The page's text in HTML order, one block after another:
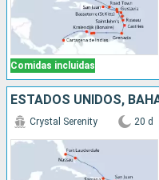
Comidas incluidas
Crystal Serenity 20 d